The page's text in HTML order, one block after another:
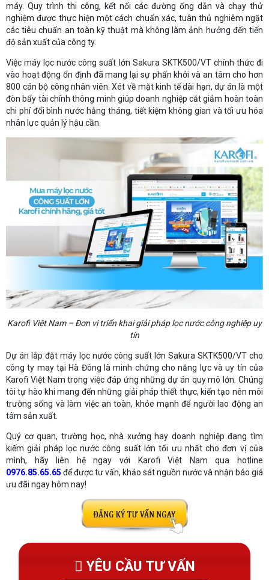
máy. Quy trình thi công, kết nối các đường ống dẫn và chạy thử
nghiệm được thực hiện một cách chuẩn xác, tuân thủ nghiêm ngặt
các tiêu chuẩn an toàn kỹ thuật mà không làm ảnh hưởng đến tiến
độ sản xuất của công ty.
Việc máy lọc nước công suất lớn Sakura SKTK500/VT chính thức đi
vào hoạt động ổn định đã mang lại sự phấn khởi và an tâm cho hơn
800 cán bộ công nhân viên. Xét về mặt kinh tế dài hạn, dự án là một
đòn bẩy tài chính thông minh giúp doanh nghiệp cắt giảm hoàn toàn
chi phí đổi bình nước hằng tháng, tiết kiệm không gian và tối ưu hóa
nhân lực quản lý hậu cần.
Karofi Việt Nam – Đơn vị triển khai giải pháp lọc nước công nghiệp uy
tín
Dự án lắp đặt máy lọc nước công suất lớn Sakura SKTK500/VT cho
công ty may tại Hà Đông là minh chứng cho năng lực và uy tín của
Karofi Việt Nam trong việc đáp ứng những dự án quy mô lớn. Chúng
tôi tự hào khi mang đến những giải pháp thiết thực, kiến tạo nên môi
trường sống và làm việc an toàn, khỏe mạnh để người lao động an
tâm sản xuất.
Quý cơ quan, trường học, nhà xưởng hay doanh nghiệp đang tìm
kiếm giải pháp lọc nước công suất lớn tối ưu nhất cho đơn vị của
mình, hãy liên hệ ngay với Karofi Việt Nam qua hotline
0976.85.65.65 để được tư vấn, khảo sát nguồn nước và nhận báo giá
ưu đãi ngay hôm nay!
YÊU CẦU TƯ VẤN